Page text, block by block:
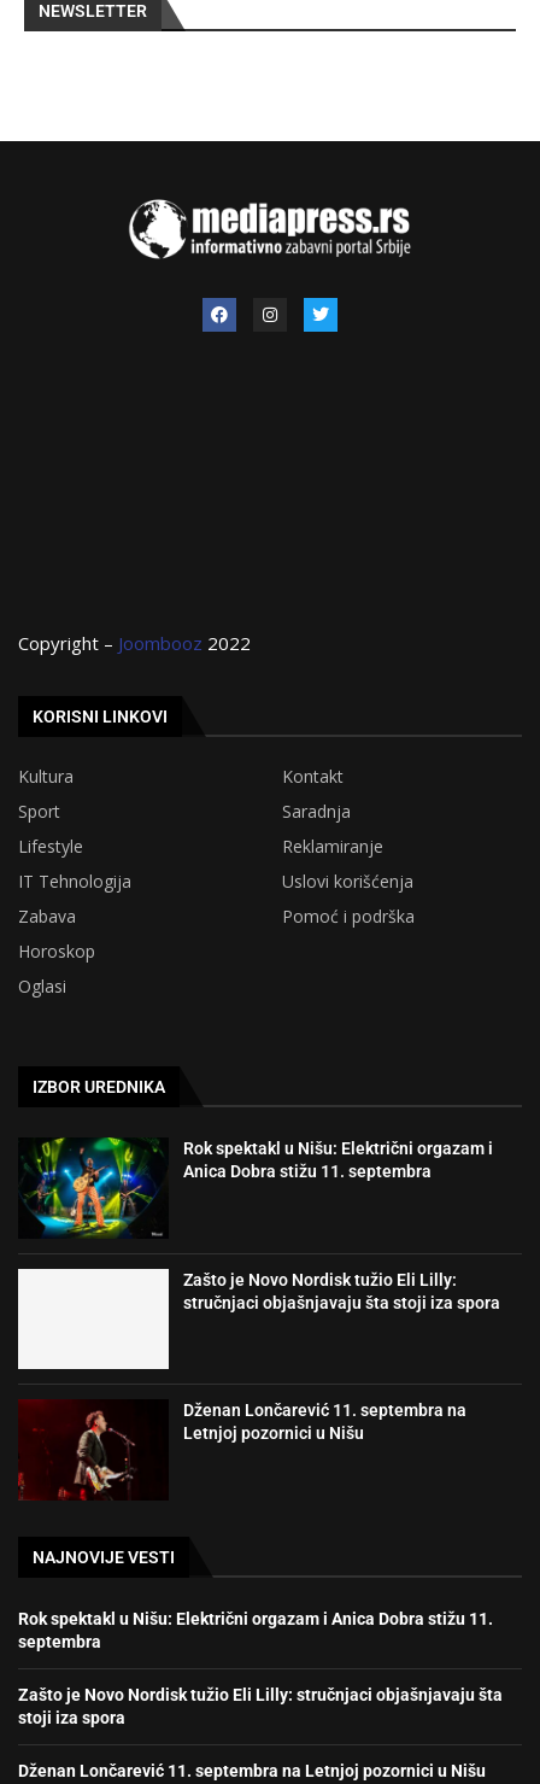
NEWSLETTER
Copyright – Joombooz 2022
KORISNI LINKOVI
Kultura
Kontakt
Sport
Saradnja
Lifestyle
Reklamiranje
IT Tehnologija
Uslovi korišćenja
Zabava
Pomoć i podrška
Horoskop
Oglasi
IZBOR UREDNIKA
Rok spektakl u Nišu: Električni orgazam i
Anica Dobra stižu 11. septembra
Zašto je Novo Nordisk tužio Eli Lilly:
stručnjaci objašnjavaju šta stoji iza spora
Dženan Lončarević 11. septembra na
Letnjoj pozornici u Nišu
NAJNOVIJE VESTI
Rok spektakl u Nišu: Električni orgazam i Anica Dobra stižu 11.
septembra
Zašto je Novo Nordisk tužio Eli Lilly: stručnjaci objašnjavaju šta
stoji iza spora
Dženan Lončarević 11. septembra na Letnjoj pozornici u Nišu